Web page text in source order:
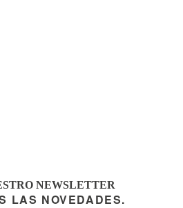
NEWSLETTER
LAS NOVEDADES.